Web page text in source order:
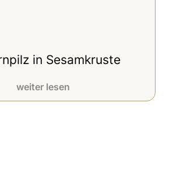
in Sesamkruste
weiter lesen